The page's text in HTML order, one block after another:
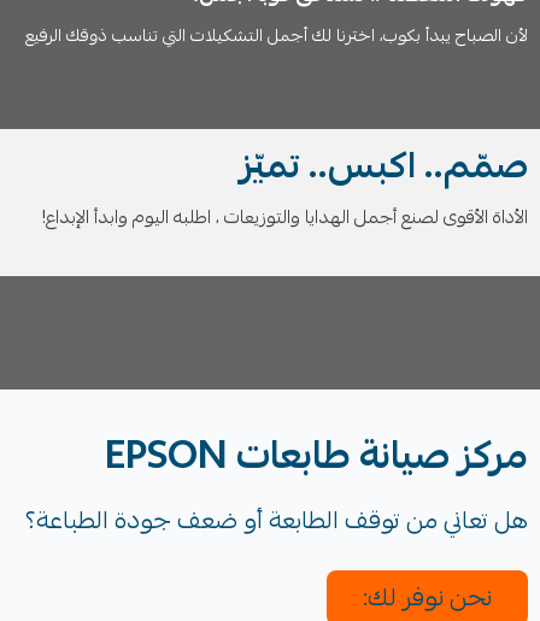
لأن الصباح يبدأ بكوب، اخترنا لك أجمل التشكيلات التي تناسب ذوقك الرفيع
صمّم.. اكبس.. تميّز
الأداة الأقوى لصنع أجمل الهدايا والتوزيعات ، اطلبه اليوم وابدأ الإبداع!
مركز صيانة طابعات EPSON
هل تعاني من توقف الطابعة أو ضعف جودة الطباعة؟
نحن نوفر لك: